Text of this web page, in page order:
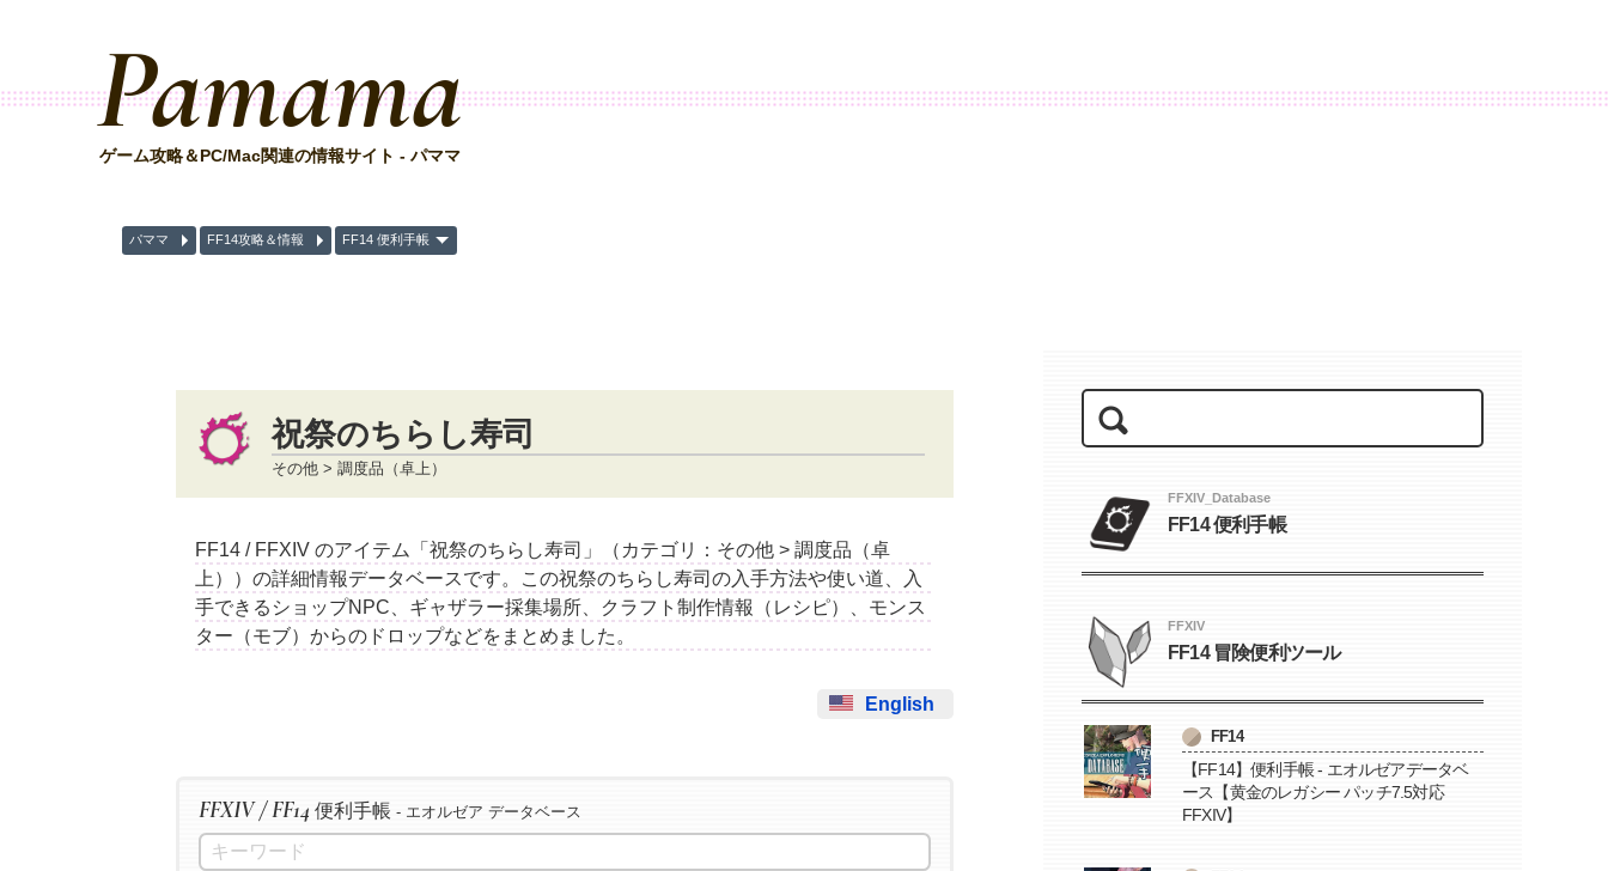
Pamama
ゲーム攻略＆PC/Mac関連の情報サイト - パママ
パママ FF14攻略＆情報 FF14 便利手帳
祝祭のちらし寿司
その他 > 調度品（卓上）
FF14 / FFXIV のアイテム「祝祭のちらし寿司」（カテゴリ：その他 > 調度品（卓
上））の詳細情報データベースです。この祝祭のちらし寿司の入手方法や使い道、入
手できるショップNPC、ギャザラー採集場所、クラフト制作情報（レシピ）、モンス
ター（モブ）からのドロップなどをまとめました。
English
FFXIV / FF14 便利手帳 - エオルゼア データベース
FFXIV_Database
FF14 便利手帳
FFXIV
FF14 冒険便利ツール
FF14
【FF14】便利手帳 - エオルゼアデータベ
ース【黄金のレガシー パッチ7.5対応
FFXIV】